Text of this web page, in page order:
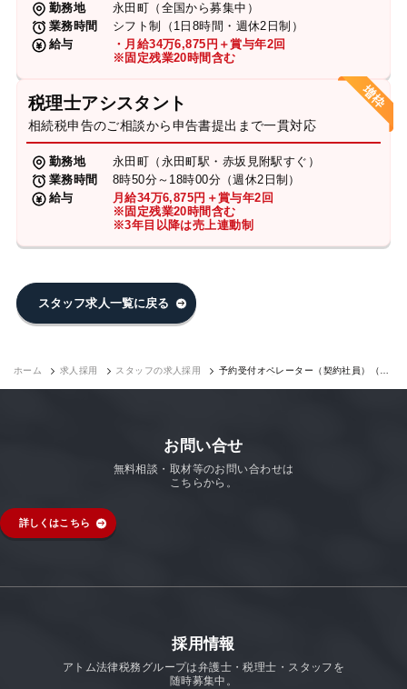
勤務地
永田町（全国から募集中）
業務時間
シフト制（1日8時間・週休2日制）
給与
・月給34万6,875円＋賞与年2回
※固定残業20時間含む
税理士アシスタント
相続税申告のご相談から申告書提出まで一貫対応
勤務地
永田町（永田町駅・赤坂見附駅すぐ）
業務時間
8時50分～18時00分（週休2日制）
給与
月給34万6,875円＋賞与年2回
※固定残業20時間含む
※3年目以降は売上連動制
スタッフ求人一覧に戻る
ホーム 求人採用 スタッフの求人採用
予約受付オペレーター（契約社員）（永
お問い合せ
無料相談・取材等のお問い合わせは
こちらから。
詳しくはこちら
採用情報
アトム法律税務グループは弁護士・税理士・スタッフを
随時募集中。